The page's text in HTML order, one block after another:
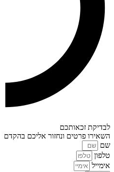
לבדיקת זכאותכם
השאירו פרטים ונחזור אליכם בהקדם
שם
טלפון
אימייל